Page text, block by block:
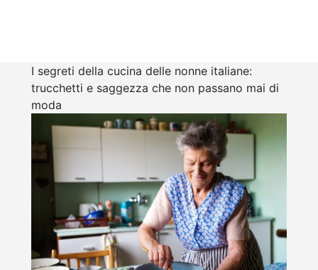
I segreti della cucina delle nonne italiane:
trucchetti e saggezza che non passano mai di
moda